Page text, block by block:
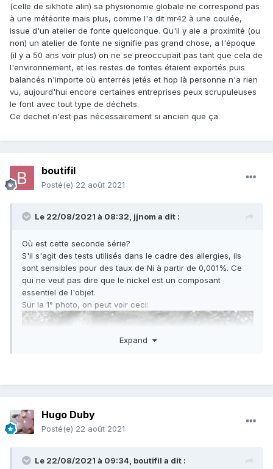
(celle de sikhote alin) sa physionomie globale ne correspond pas
à une météorite mais plus, comme l'a dit mr42 à une coulée,
issue d'un atelier de fonte quelconque. Qu'il y aie a proximité (ou
non) un atelier de fonte ne signifie pas grand chose, a l'époque
(il y a 50 ans voir plus) on ne se preoccupait pas tant que cela de
l'environnement, et les restes de fontes étaient exportés puis
balancés n'importe où enterrés jetés et hop là personne n'a rien
vu, aujourd'hui encore certaines entreprises peux scrupuleuses
le font avec tout type de déchets.
Ce dechet n'est pas nécessairement si ancien que ça.
boutifil
Posté(e) 22 août 2021
Le 22/08/2021 à 08:32, jjnom a dit :
Où est cette seconde série?
S'il s'agit des tests utilisés dans le cadre des allergies, ils
sont sensibles pour des taux de Ni à partir de 0,001%. Ce
qui ne veut pas dire que le nickel est un composant
essentiel de l'objet.
Sur la 1° photo, on peut voir ceci:
Expand
Hugo Duby
Posté(e) 22 août 2021
Le 22/08/2021 à 09:34, boutifil a dit :